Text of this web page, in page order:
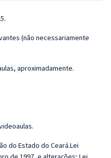
(não necessariamente
aproximadamente.
do Estado do Ceará.Lei